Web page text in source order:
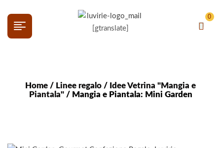
[gtranslate]
0
Home / Linee regalo / Idee Vetrina "Mangia e
Piantala"/ Mangia e Piantala: Mini Garden